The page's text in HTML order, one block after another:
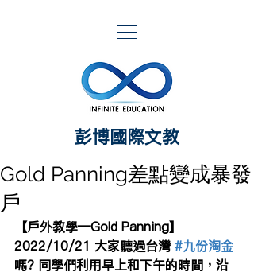
​彭博國際文教
Gold Panning差點變成暴發
戶
【戶外教學—Gold Panning】
2022/10/21 大家聽過台灣 #九份淘金
嗎? 同學們利用早上和下午的時間，沿